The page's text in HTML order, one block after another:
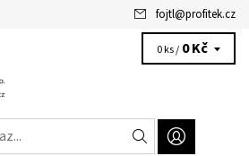
fojtl@profitek.cz
0 ks / 0 Kč
vaše virtuální asistentka